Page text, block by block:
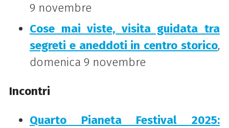
9 novembre
Cose mai viste, visita guidata tra
segreti e aneddoti in centro storico,
domenica 9 novembre
Incontri
Quarto Pianeta Festival 2025: